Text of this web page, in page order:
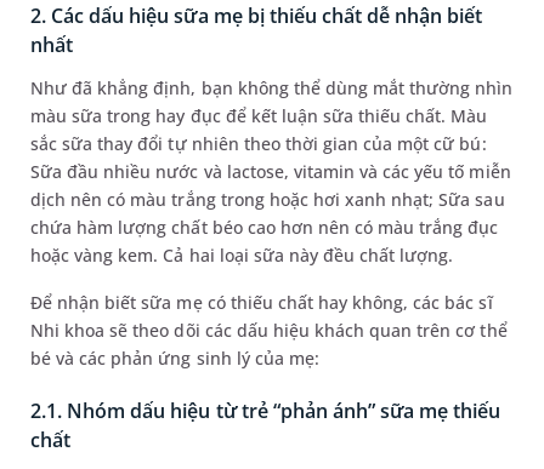
2. Các dấu hiệu sữa mẹ bị thiếu chất dễ nhận biết
nhất
Như đã khẳng định, bạn không thể dùng mắt thường nhìn
màu sữa trong hay đục để kết luận sữa thiếu chất. Màu
sắc sữa thay đổi tự nhiên theo thời gian của một cữ bú:
Sữa đầu nhiều nước và lactose, vitamin và các yếu tố miễn
dịch nên có màu trắng trong hoặc hơi xanh nhạt; Sữa sau
chứa hàm lượng chất béo cao hơn nên có màu trắng đục
hoặc vàng kem. Cả hai loại sữa này đều chất lượng.
Để nhận biết sữa mẹ có thiếu chất hay không, các bác sĩ
Nhi khoa sẽ theo dõi các dấu hiệu khách quan trên cơ thể
bé và các phản ứng sinh lý của mẹ:
2.1. Nhóm dấu hiệu từ trẻ “phản ánh” sữa mẹ thiếu
chất